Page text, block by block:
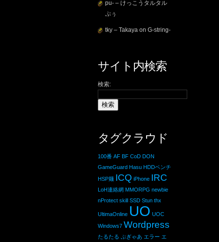
pu- – けっこうタルタル
ぷぅ
tky – Takaya on G-string-
サイト内検索
検索:
タグクラウド
100番 AF BF CoD DON
GameGuard Hasu HDDベンチ
HSP麺 ICQ iPhone IRC
LoH連絡網 MMORPG newbie
nProtect skill SSD Stun thx
UltimaOnline UO UOC
Windows7 Wordpress
たるたる ぷぎゃあ エラー エ